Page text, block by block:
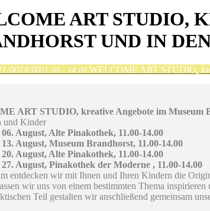
ART STUDIO,
UND IN
14:0011:00 - 14:00 WELCOME ART STUDIO,
ART STUDIO, kreative Angebote im Museum
und Kinder
06. August, Alte Pinakothek, 11.00-14.00
13. August, Museum Brandhorst, 11.00-14.00
20. August, Alte Pinakothek, 11.00-14.00
27. August, Pinakothek der Moderne , 11.00-14.00
entdecken wir mit Ihnen und Ihren Kindern die
wir uns von einem bestimmten Thema
Teil gestalten wir anschließend gemeinsam